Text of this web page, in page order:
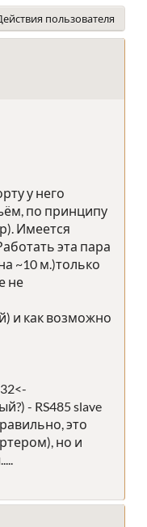
пользователя
у него
по принципу
Имеется
эта пара
~10 м.)только
не
и как возможно
- RS485 slave
это
но и